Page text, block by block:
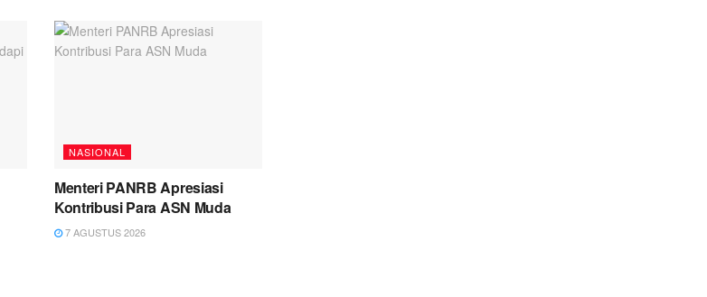
NASIONAL
Menteri PANRB Apresiasi
Kontribusi Para ASN Muda
7 AGUSTUS 2026